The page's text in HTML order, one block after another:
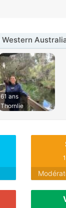
Western
61 ans
Thornlie